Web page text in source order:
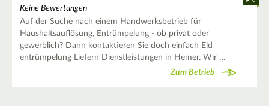
Keine Bewertungen
Auf der Suche nach einem Handwerksbetrieb für
Haushaltsauflösung, Entrümpelung - ob privat oder
gewerblich? Dann kontaktieren Sie doch einfach Eld
entrümpelung Liefern Dienstleistungen in Hemer. Wir …
Zum Betrieb